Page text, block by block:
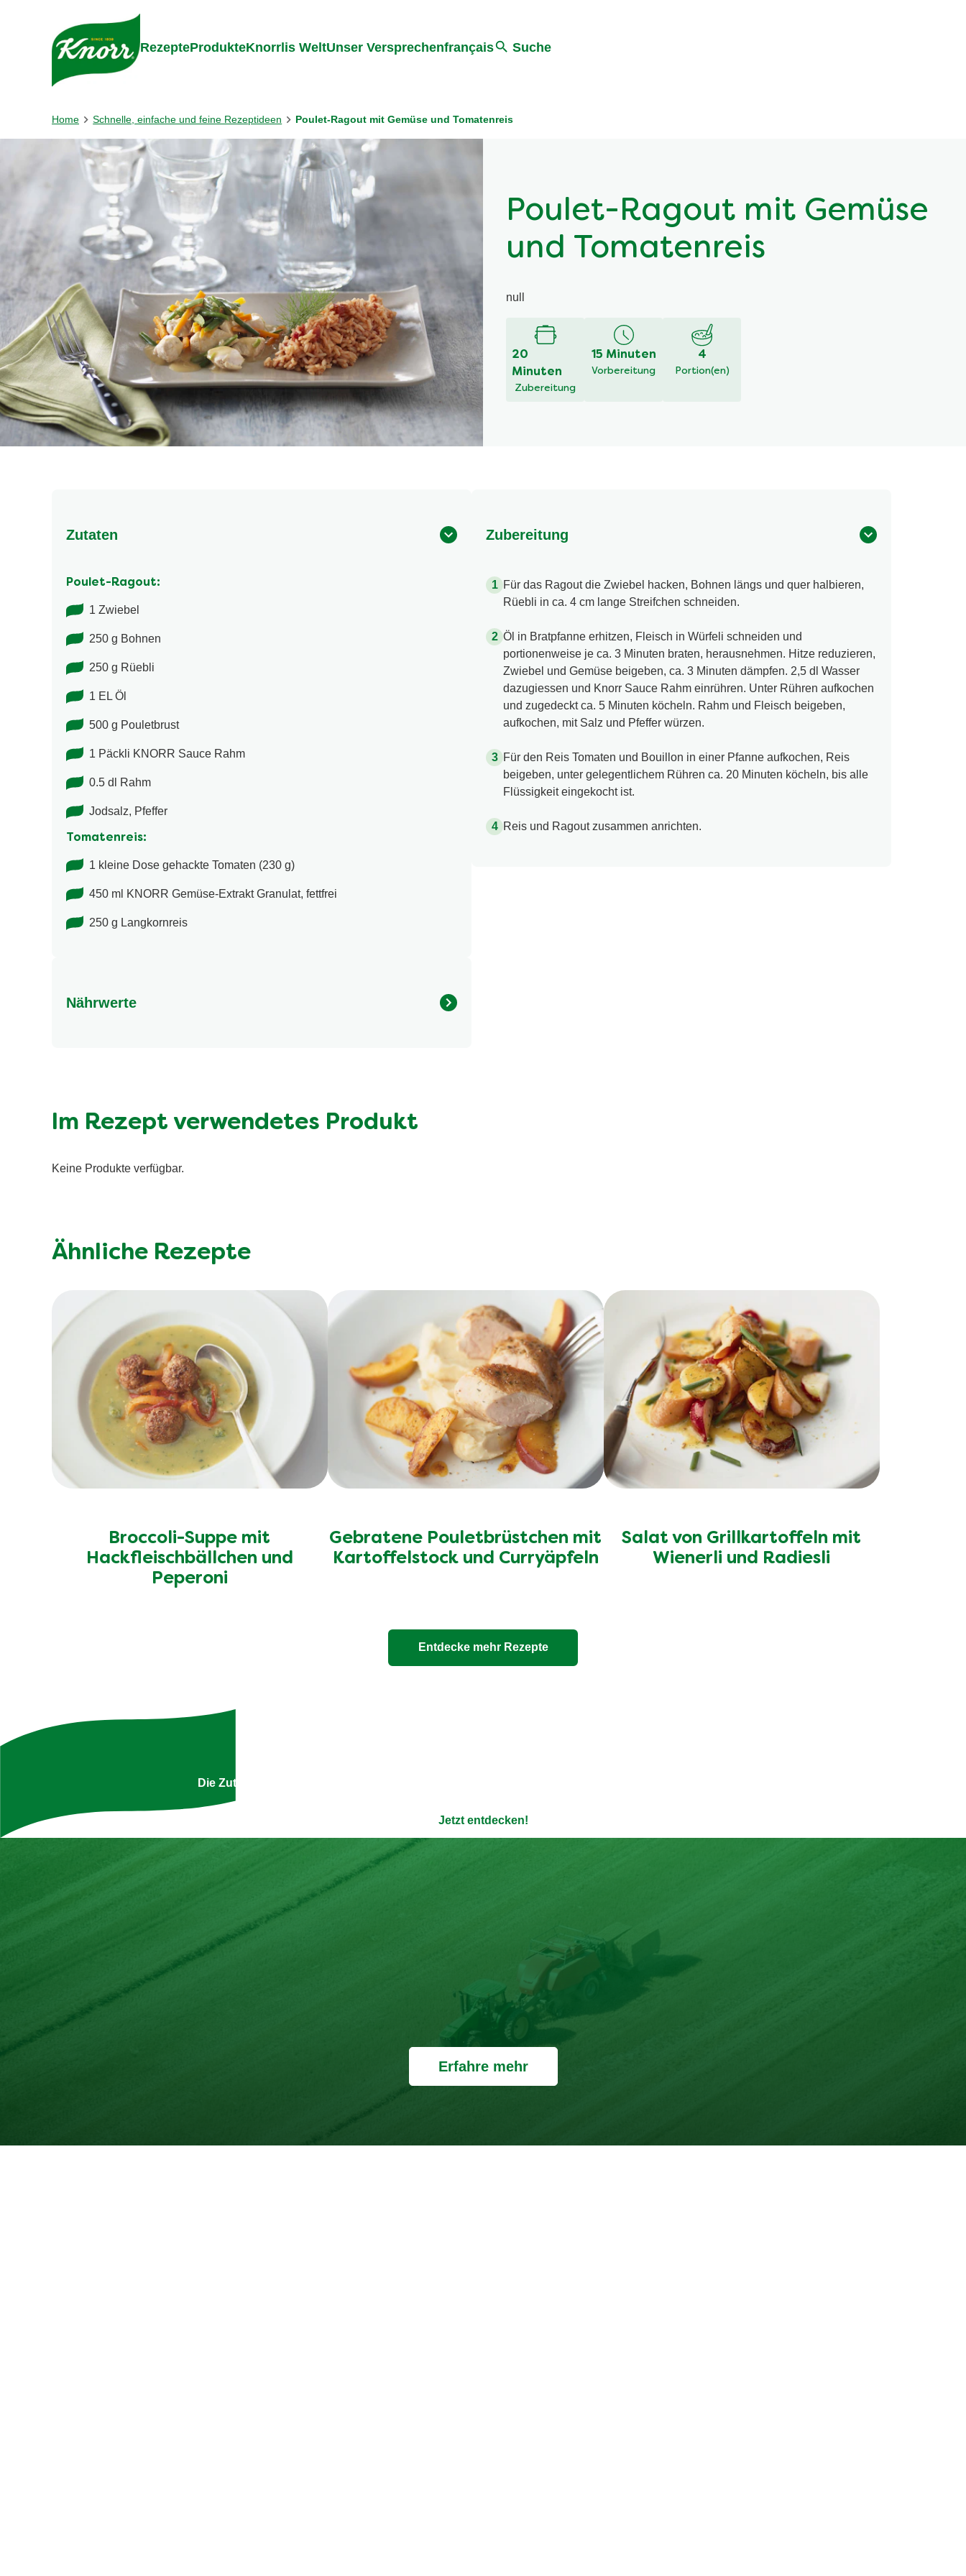
Gehe zu:
RezepteProdukteKnorrlis WeltUnser Versprechenfrançais Suche
Home Schnelle, einfache und feine Rezeptideen Poulet-Ragout mit Gemüse und Tomatenreis
Poulet-Ragout mit Gemüse
und Tomatenreis
null
20
Minuten
Zubereitung
15 Minuten
Vorbereitung
4
Portion(en)
Zutaten
Poulet-Ragout:
1 Zwiebel
250 g Bohnen
250 g Rüebli
1 EL Öl
500 g Pouletbrust
1 Päckli KNORR Sauce Rahm
0.5 dl Rahm
Jodsalz, Pfeffer
Tomatenreis:
1 kleine Dose gehackte Tomaten (230 g)
450 ml KNORR Gemüse-Extrakt Granulat, fettfrei
250 g Langkornreis
Zubereitung
Für das Ragout die Zwiebel hacken, Bohnen längs und quer halbieren,
Rüebli in ca. 4 cm lange Streifchen schneiden.
Öl in Bratpfanne erhitzen, Fleisch in Würfeli schneiden und
portionenweise je ca. 3 Minuten braten, herausnehmen. Hitze reduzieren,
Zwiebel und Gemüse beigeben, ca. 3 Minuten dämpfen. 2,5 dl Wasser
dazugiessen und Knorr Sauce Rahm einrühren. Unter Rühren aufkochen
und zugedeckt ca. 5 Minuten köcheln. Rahm und Fleisch beigeben,
aufkochen, mit Salz und Pfeffer würzen.
Für den Reis Tomaten und Bouillon in einer Pfanne aufkochen, Reis
beigeben, unter gelegentlichem Rühren ca. 20 Minuten köcheln, bis alle
Flüssigkeit eingekocht ist.
Reis und Ragout zusammen anrichten.
Nährwerte
Kohlenhydrate (g)
Eiweiss (g)
Im Rezept verwendetes Produkt
Keine Produkte verfügbar.
Ähnliche Rezepte
Broccoli-Suppe mit
Hackfleischbällchen und
Peperoni
Gebratene Pouletbrüstchen mit
Kartoffelstock und Curryäpfeln
Salat von Grillkartoffeln mit
Wienerli und Radiesli
Entdecke mehr Rezepte
Die Zutatenliste ist genauso transparent wie die Verpackung - ohne Zusatzstoffe und mit max. 10 Zutaten.
Jetzt entdecken!
Erfahre mehr